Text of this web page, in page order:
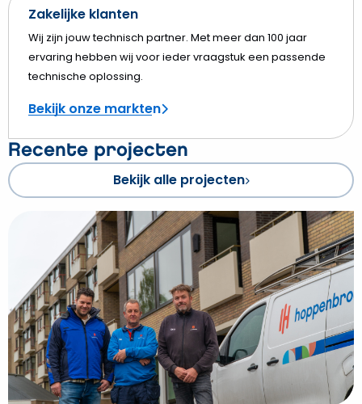
Zakelijke klanten
Wij zijn jouw technisch partner. Met meer dan 100 jaar
ervaring hebben wij voor ieder vraagstuk een passende
technische oplossing.
Bekijk onze markten
Recente projecten
Bekijk alle projecten
Verzorgingshuis
Assen
krijgt
nieuwe
bestemming
en
straalt
weer